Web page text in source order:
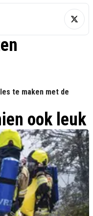
te maken met de
ook leuk